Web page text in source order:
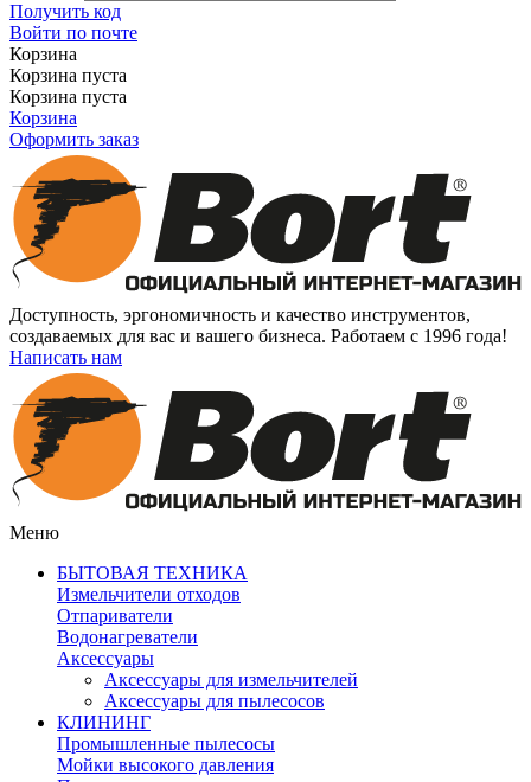
Получить код
Войти по почте
Корзина
Корзина пуста
Корзина пуста
Корзина
Оформить заказ
Доступность, эргономичность и качество инструментов,
создаваемых для вас и вашего бизнеса. Работаем с 1996 года!
Написать нам
Меню
БЫТОВАЯ ТЕХНИКА
Измельчители отходов
Отпариватели
Водонагреватели
Аксессуары
Аксессуары для измельчителей
Аксессуары для пылесосов
КЛИНИНГ
Промышленные пылесосы
Мойки высокого давления